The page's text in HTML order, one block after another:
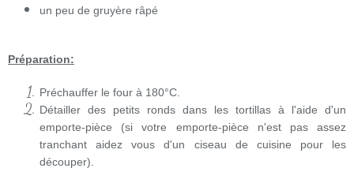
un peu de gruyère râpé
Préparation:
Préchauffer le four à 180°C.
Détailler des petits ronds dans les tortillas à l'aide d'un
emporte-pièce (si votre emporte-pièce n'est pas assez
tranchant aidez vous d'un ciseau de cuisine pour les
découper).